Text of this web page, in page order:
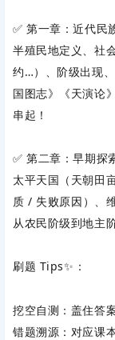
✅第一章：近代民
半殖民地定义、社
约…）、阶级出现
国图志》《天演论
串起！
✅第二章：早期探
太平天国（天朝田
质 / 失败原因）、
从农民阶级到地主
刷题 Tips✨：
挖空自测：盖住答
错题溯源：对应课